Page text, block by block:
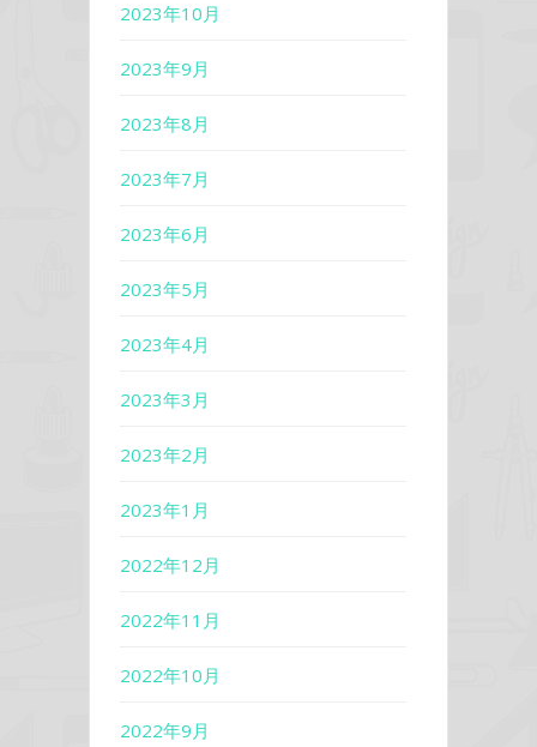
2023年10月
2023年9月
2023年8月
2023年7月
2023年6月
2023年5月
2023年4月
2023年3月
2023年2月
2023年1月
2022年12月
2022年11月
2022年10月
2022年9月